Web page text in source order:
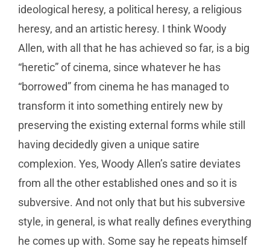
ideological heresy, a political heresy, a religious
heresy, and an artistic heresy. I think Woody
Allen, with all that he has achieved so far, is a big
“heretic” of cinema, since whatever he has
“borrowed” from cinema he has managed to
transform it into something entirely new by
preserving the existing external forms while still
having decidedly given a unique satire
complexion. Yes, Woody Allen’s satire deviates
from all the other established ones and so it is
subversive. And not only that but his subversive
style, in general, is what really defines everything
he comes up with. Some say he repeats himself